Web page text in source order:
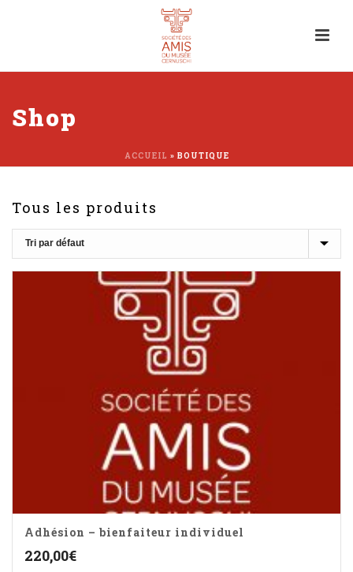
Shop
ACCUEIL » BOUTIQUE
Tous les produits
Adhésion – bienfaiteur individuel
220,00€